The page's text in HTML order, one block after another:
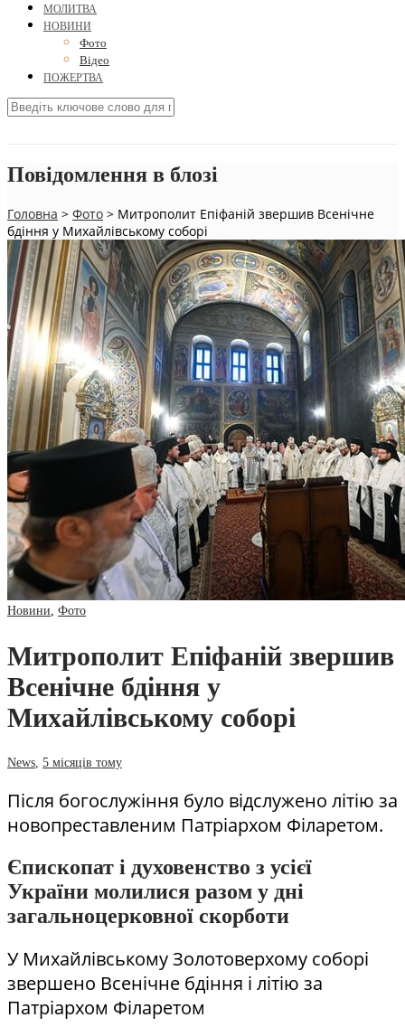
МОЛИТВА
НОВИНИ
Фото
Відео
ПОЖЕРТВА
Повідомлення в блозі
Головна > Фото > Митрополит Епіфаній звершив Всенічне
бдіння у Михайлівському соборі
Новини Фото
Митрополит Епіфаній звершив
Всенічне бдіння у
Михайлівському соборі
News 5 місяців тому
Після богослужіння було відслужено літію за
новопреставленим Патріархом Філаретом.
Єпископат і духовенство з усієї
України молилися разом у дні
загальноцерковної скорботи
У Михайлівському Золотоверхому соборі
звершено Всенічне бдіння і літію за
Патріархом Філаретом